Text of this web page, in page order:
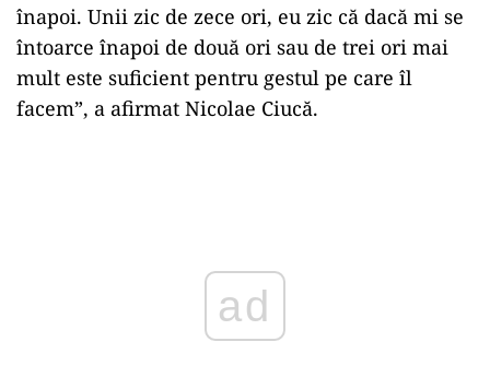
înapoi. Unii zic de zece ori, eu zic că dacă mi se
întoarce înapoi de două ori sau de trei ori mai
mult este suficient pentru gestul pe care îl
facem”, a afirmat Nicolae Ciucă.